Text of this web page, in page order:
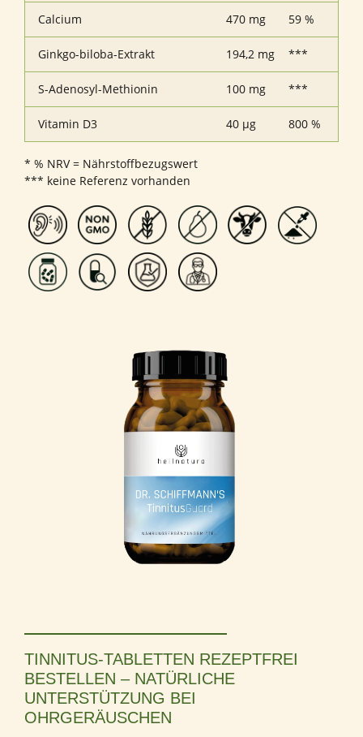
Calcium 470 mg 59 %
Ginkgo-biloba-Extrakt 194,2 mg ***
S-Adenosyl-Methionin 100 mg ***
Vitamin D3 40 µg 800 %
* % NRV = Nährstoffbezugswert
*** keine Referenz vorhanden
TINNITUS-TABLETTEN REZEPTFREI
BESTELLEN – NATÜRLICHE
UNTERSTÜTZUNG BEI
OHRGERÄUSCHEN